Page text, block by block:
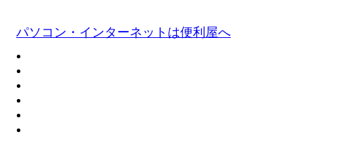
パソコン・インターネットは便利屋へ